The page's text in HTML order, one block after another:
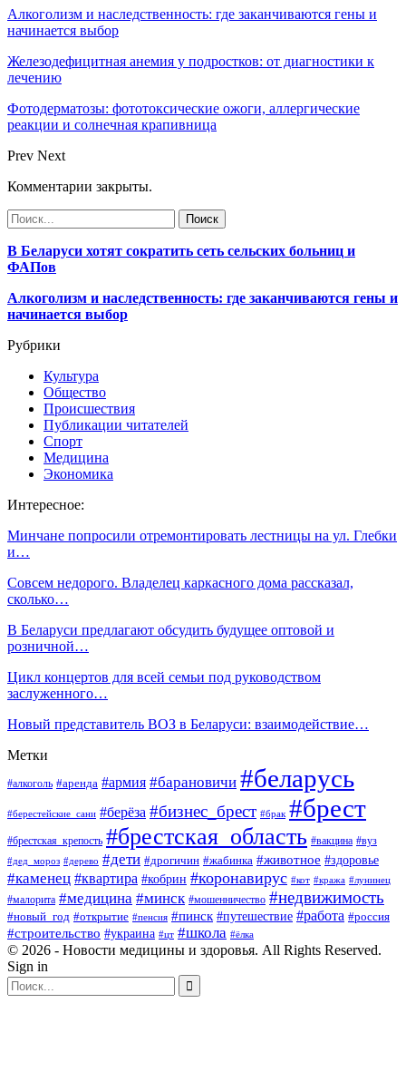
Алкоголизм и наследственность: где заканчиваются гены и
начинается выбор
Железодефицитная анемия у подростков: от диагностики к
лечению
Фотодерматозы: фототоксические ожоги, аллергические
реакции и солнечная крапивница
Prev Next
Комментарии закрыты.
В Беларуси хотят сократить сеть сельских больниц и
ФАПов
Алкоголизм и наследственность: где заканчиваются гены и
начинается выбор
Рубрики
Культура
Общество
Происшествия
Публикации читателей
Спорт
Медицина
Экономика
Интересное:
Минчане попросили отремонтировать лестницы на ул. Глебки
и…
Совсем недорого. Владелец каркасного дома рассказал,
сколько…
В Беларуси предлагают обсудить будущее оптовой и
розничной…
Цикл концертов для всей семьи под руководством
заслуженного…
Новый представитель ВОЗ в Беларуси: взаимодействие…
Метки
#алкоголь #аренда #армия #барановичи #беларусь
#берестейские_сани #берёза #бизнес_брест #брак #брест
#брестская_крепость #брестская_область #вакцина #вуз
#дед_мороз #дерево #дети #дрогичин #жабинка #животное #здоровье
#каменец #квартира #кобрин #коронавирус #кот #кража #лунинец
#малорита #медицина #минск #мошенничество #недвижимость
#новый_год #открытие #пенсия #пинск #путешествие #работа #россия
#строительство #украина #цт #школа #ёлка
© 2026 - Новости медицины и здоровья. All Rights Reserved.
Sign in